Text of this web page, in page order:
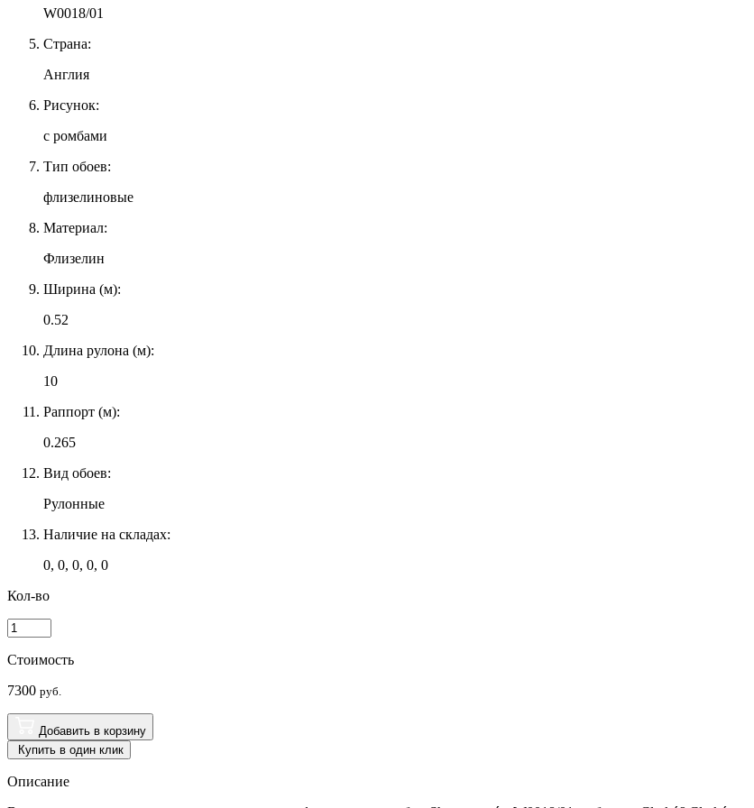
W0018/01
Страна:
Англия
Рисунок:
с ромбами
Тип обоев:
флизелиновые
Материал:
Флизелин
Ширина (м):
0.52
Длина рулона (м):
10
Раппорт (м):
0.265
Вид обоев:
Рулонные
Наличие на складах:
0, 0, 0, 0, 0
Кол-во
Стоимость
7300 руб.
Добавить в корзину
Купить в один клик
Описание